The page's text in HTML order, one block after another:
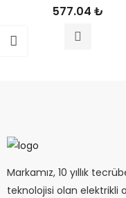
5
üzerinden
577.04 ₺
Markamız, 10 yıllık
teknolojisi olan elektrikli